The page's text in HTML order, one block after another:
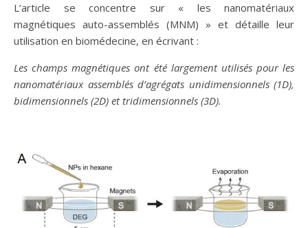
L’article se concentre sur « les nanomatériaux
magnétiques auto-assemblés (MNM) » et détaille leur
utilisation en biomédecine, en écrivant :
Les champs magnétiques ont été largement utilisés pour les
nanomatériaux assemblés d’agrégats unidimensionnels (1D),
bidimensionnels (2D) et tridimensionnels (3D).